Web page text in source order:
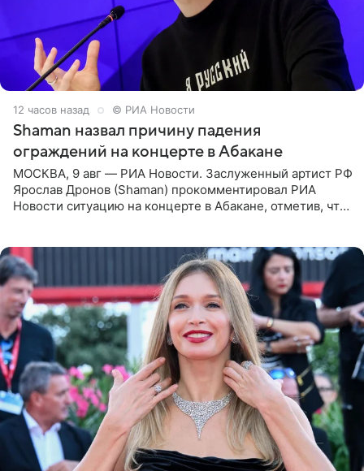
12 часов назад © РИА Новости
Shaman назвал причину падения
ограждений на концерте в Абакане
МОСКВА, 9 авг — РИА Новости. Заслуженный артист РФ
Ярослав Дронов (Shaman) прокомментировал РИА
Новости ситуацию на концерте в Абакане, отметив, что